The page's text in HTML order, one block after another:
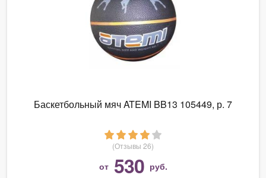
Баскетбольный мяч ATEMI BB13 105449, р. 7
(Отзывы 26)
от 530 руб.